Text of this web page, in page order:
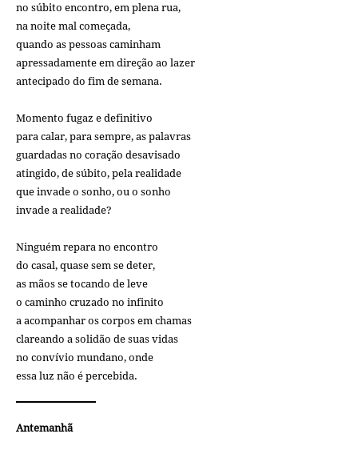
no súbito encontro, em plena rua,
na noite mal começada,
quando as pessoas caminham
apressadamente em direção ao lazer
antecipado do fim de semana.
Momento fugaz e definitivo
para calar, para sempre, as palavras
guardadas no coração desavisado
atingido, de súbito, pela realidade
que invade o sonho, ou o sonho
invade a realidade?
Ninguém repara no encontro
do casal, quase sem se deter,
as mãos se tocando de leve
o caminho cruzado no infinito
a acompanhar os corpos em chamas
clareando a solidão de suas vidas
no convívio mundano, onde
essa luz não é percebida.
Antemanhã